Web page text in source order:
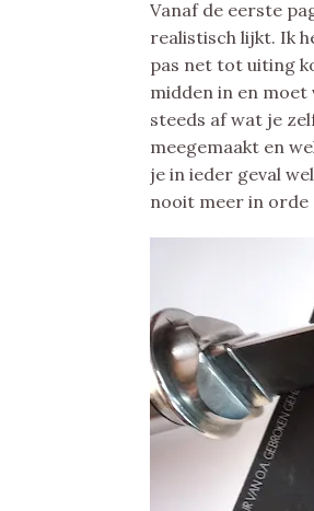
Vanaf de eerste
realistisch lijkt. Ik
pas net tot uiting
midden in en moet
steeds af wat je
meegemaakt en
je in ieder geval
nooit meer in orde